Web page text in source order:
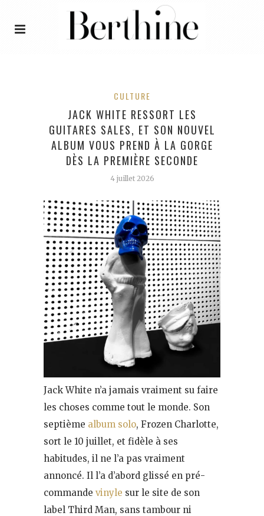
CULTURE
JACK WHITE RESSORT LES
GUITARES SALES, ET SON NOUVEL
ALBUM VOUS PREND À LA GORGE
DÈS LA PREMIÈRE SECONDE
4 juillet 2026
Jack White n’a jamais vraiment su faire
les choses comme tout le monde. Son
septième album solo, Frozen Charlotte,
sort le 10 juillet, et fidèle à ses
habitudes, il ne l’a pas vraiment
annoncé. Il l’a d’abord glissé en pré-
commande vinyle sur le site de son
label Third Man, sans tambour ni